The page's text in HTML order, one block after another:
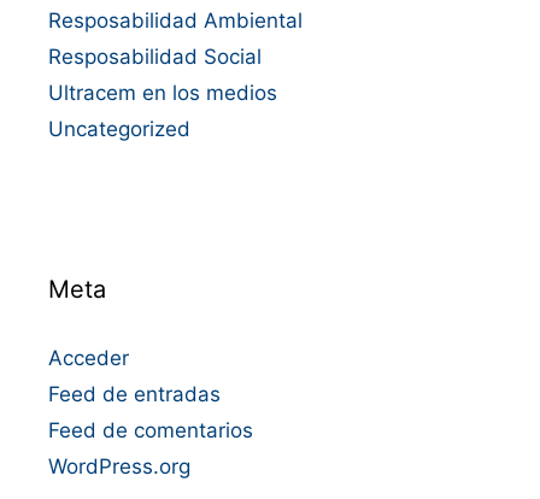
Resposabilidad Ambiental
Resposabilidad Social
Ultracem en los medios
Uncategorized
Meta
Acceder
Feed de entradas
Feed de comentarios
WordPress.org